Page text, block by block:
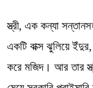
স্ত্রী, এক কন্যা
একটি বাক্স ঝুলিয়ে
করে মজিদ। আর তার